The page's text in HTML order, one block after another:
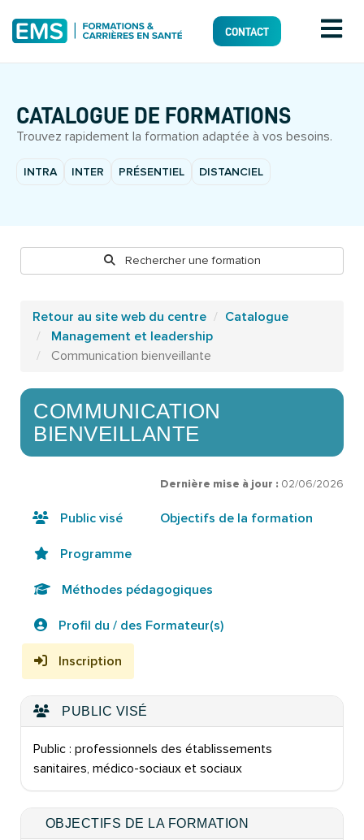
CONTACT
CATALOGUE DE FORMATIONS
Trouvez rapidement la formation adaptée à vos besoins.
INTRA INTER PRÉSENTIEL DISTANCIEL
Rechercher une formation
Retour au site web du centre
Catalogue
Management et leadership
Communication bienveillante
COMMUNICATION
BIENVEILLANTE
Dernière mise à jour : 02/06/2026
Public visé Objectifs de la formation
Programme
Méthodes pédagogiques
Profil du / des Formateur(s)
Inscription
PUBLIC VISÉ
Public : professionnels des établissements
sanitaires, médico-sociaux et sociaux
OBJECTIFS DE LA FORMATION